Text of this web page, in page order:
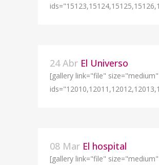
24 Abr El Universo
[gallery link="file" size="medium"
08 Mar El hospital
[gallery link="file" size="medium"